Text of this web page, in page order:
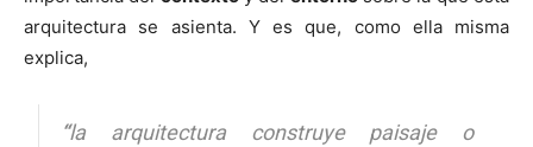
arquitectura se asienta. Y es que, como ella misma
explica,
“la arquitectura construye paisaje o